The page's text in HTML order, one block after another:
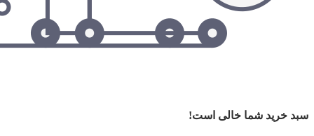
سبد خرید شما خالی است!